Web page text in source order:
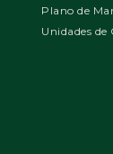
Plano de
Unidades de